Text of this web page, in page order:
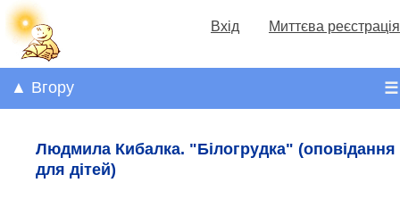
Вхід Миттєва реєстрація
☰
▲ Вгору
Людмила Кибалка. "Білогрудка" (оповідання
для дітей)